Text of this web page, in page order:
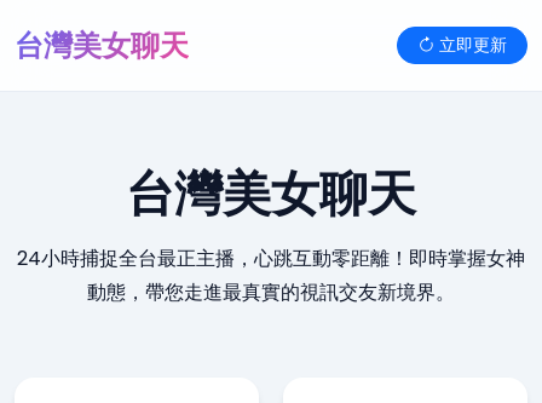
台灣美女聊天 立即更新
台灣美女聊天
24小時捕捉全台最正主播，心跳互動零距離！即時掌握女神
動態，帶您走進最真實的視訊交友新境界。